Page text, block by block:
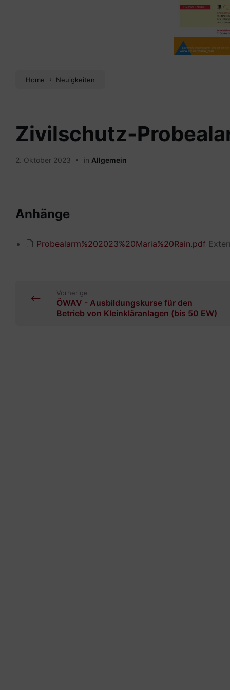
Home Neuigkeiten
Zivilschutz-
2. Oktober 2023 in Allgemein
Anhänge
Probealarm%202023%20Maria%20Rain.pdf
Vorherige
ÖWAV - Ausbildungskurse für den
Betrieb von Kleinkläranlagen (bis 50 EW)